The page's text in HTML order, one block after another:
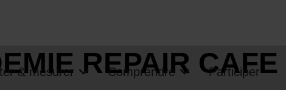
& mesurer Comprendre Participer
REPAIR CAFE